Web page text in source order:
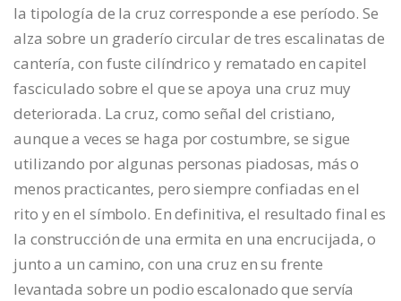
la tipología de la cruz corresponde a ese período. Se
alza sobre un graderío circular de tres escalinatas de
cantería, con fuste cilíndrico y rematado en capitel
fasciculado sobre el que se apoya una cruz muy
deteriorada. La cruz, como señal del cristiano,
aunque a veces se haga por costumbre, se sigue
utilizando por algunas personas piadosas, más o
menos practicantes, pero siempre confiadas en el
rito y en el símbolo. En definitiva, el resultado final es
la construcción de una ermita en una encrucijada, o
junto a un camino, con una cruz en su frente
levantada sobre un podio escalonado que servía